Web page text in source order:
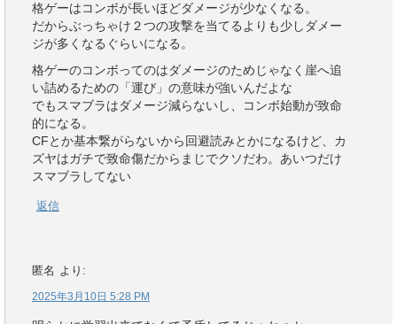
格ゲーはコンボが長いほどダメージが少なくなる。
だからぶっちゃけ２つの攻撃を当てるよりも少しダメー
ジが多くなるぐらいになる。
格ゲーのコンボってのはダメージのためじゃなく崖へ追
い詰めるための「運び」の意味が強いんだよな
でもスマブラはダメージ減らないし、コンボ始動が致命
的になる。
CFとか基本繋がらないから回避読みとかになるけど、カ
ズヤはガチで致命傷だからまじでクソだわ。あいつだけ
スマブラしてない
返信
匿名 より:
2025年3月10日 5:28 PM